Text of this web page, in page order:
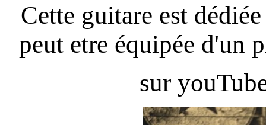
Cette guitare est
peut etre équipée d'un
sur